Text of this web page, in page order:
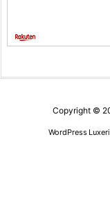
Copyright ©
WordPress